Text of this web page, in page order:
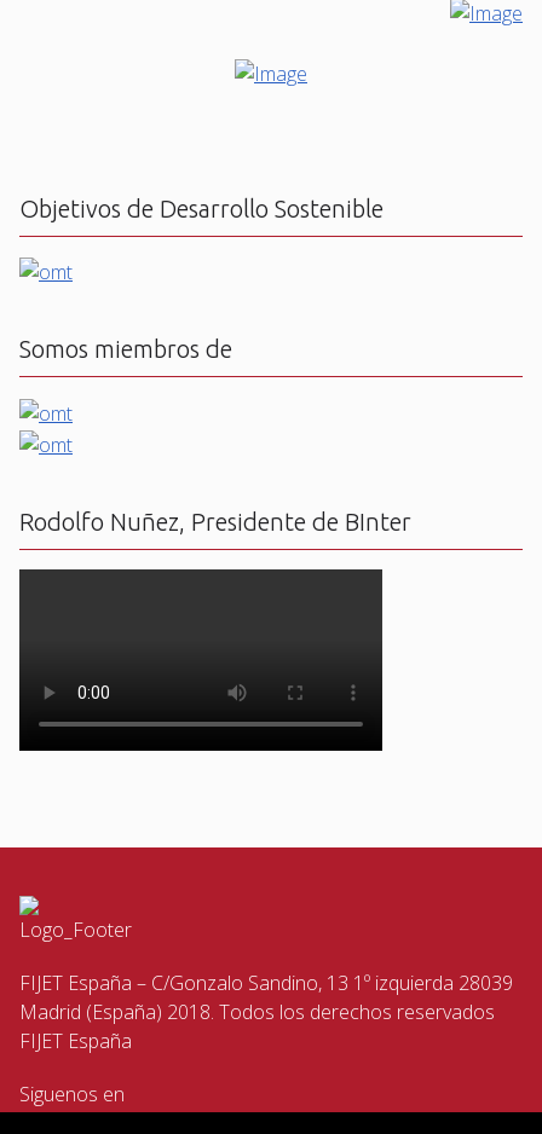
Objetivos de Desarrollo Sostenible
Somos miembros de
Rodolfo Nuñez, Presidente de BInter
FIJET España – C/Gonzalo Sandino, 13 1º izquierda 28039
Madrid (España) 2018. Todos los derechos reservados
FIJET España
Siguenos en